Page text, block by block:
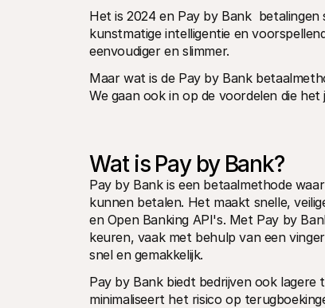
Het is 2024 en Pay by Bank
kunstmatige intelligentie en
eenvoudiger en slimmer.
Maar wat is de Pay by Bank
We gaan ook in op de voordelen die
Wat is Pay by Bank?
Pay by Bank is een betaalmethode
kunnen betalen. Het maakt snelle,
en Open Banking API's. Met Pay by
keuren, vaak met behulp van een
snel en gemakkelijk.
Pay by Bank biedt bedrijven ook
minimaliseert het risico op